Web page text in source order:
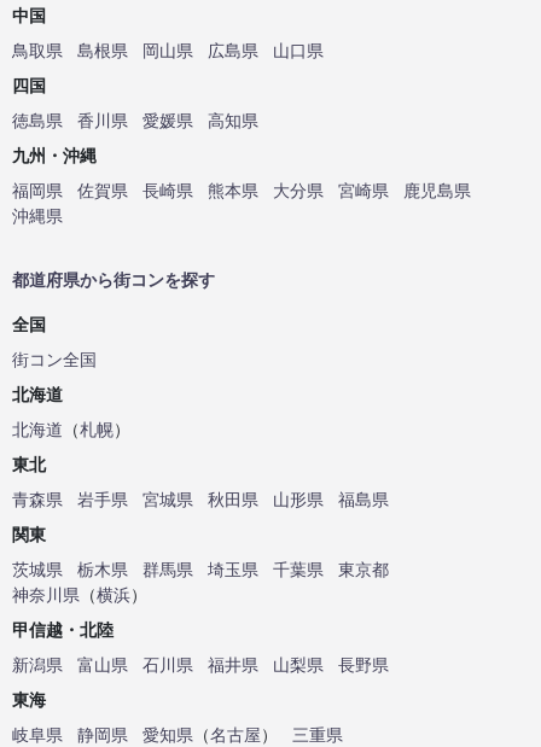
中国
鳥取県
島根県 岡山県 広島県
山口県
四国
徳島県
香川県 愛媛県
高知県
九州・沖縄
福岡県
佐賀県 長崎県 熊本県 大分県 宮崎県
鹿児島県
沖縄県
都道府県から街コンを探す
全国
街コン全国
北海道
北海道 （札幌）
東北
青森県
岩手県 宮城県 秋田県 山形県
福島県
関東
茨城県
栃木県 群馬県 埼玉県 千葉県
東京都
神奈川県 （横浜）
甲信越・北陸
新潟県
富山県 石川県 福井県 山梨県
長野県
東海
岐阜県
静岡県 愛知県 （名古屋）
三重県